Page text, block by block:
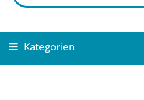
Kategorien